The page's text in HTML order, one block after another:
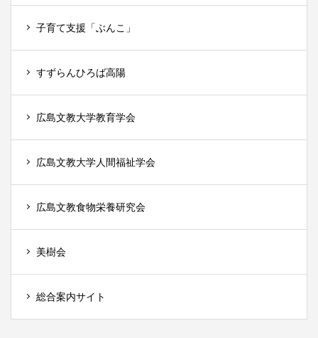
子育て支援「ぶんこ」
すずらんひろば高陽
広島文教大学教育学会
広島文教大学人間福祉学会
広島文教食物栄養研究会
美樹会
総合案内サイト